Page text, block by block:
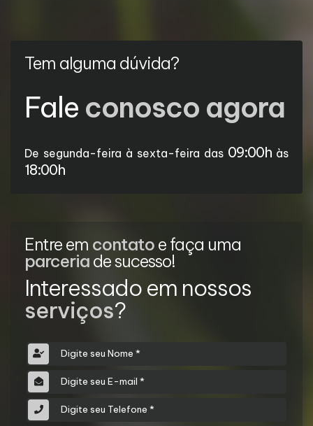
Tem alguma dúvida?
Fale conosco agora
De segunda-feira à sexta-feira das 09:00h às
18:00h
Entre em contato e faça uma
parceria de sucesso!
Interessado em nossos
serviços?